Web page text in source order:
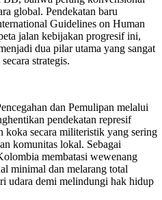
global. Pendekatan baru
Guidelines on Human
jalan kebijakan progresif ini,
dua pilar utama yang sangat
strategis.
dan Pemulipan melalui
pendekatan represif
koka secara militeristik yang sering
komunitas lokal. Sebagai
membatasi wewenang
minimal dan melarang total
udara demi melindungi hak hidup